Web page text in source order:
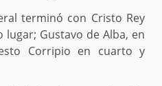
terminó con Cristo Rey
lugar; Gustavo de Alba, en
Corripio en cuarto y